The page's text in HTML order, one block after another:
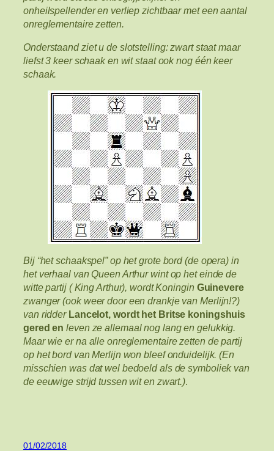
onheilspellender en verliep zichtbaar met een aantal
onreglementaire zetten.
Onderstaand ziet u de slotstelling: zwart staat maar
liefst 3 keer schaak en wit staat ook nog één keer
schaak.
Bij “het schaakspel” op het grote bord (de opera) in
het verhaal van Queen Arthur wint op het einde de
witte partij ( King Arthur), wordt Koningin Guinevere
zwanger (ook weer door een drankje van Merlijn!?)
van ridderLancelot, wordt het Britse koningshuis
gered enleven ze allemaal nog lang en gelukkig.
Maar wie er na alle onreglementaire zetten de partij
op het bord van Merlijn won bleef onduidelijk. (En
misschien was dat wel bedoeld als de symboliek van
de eeuwige strijd tussen wit en zwart.).
01/02/2018